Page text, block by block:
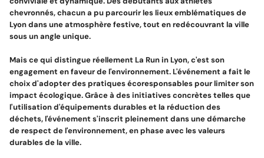
Porte clé à graver
chevronnés, chacun a pu parcourir les lieux emblématiques de
Lyon dans une atmosphère festive, tout en redécouvrant la ville
sous un angle unique.
Mais ce qui distingue réellement La Run in Lyon, c'est son
engagement en faveur de l'environnement. L'événement a fait le
choix d'adopter des pratiques écoresponsables pour limiter son
impact écologique. Grâce à des initiatives concrètes telles que
l'utilisation d'équipements durables et la réduction des
déchets, l'événement s'inscrit pleinement dans une démarche
de respect de l'environnement, en phase avec les valeurs
durables de la ville.